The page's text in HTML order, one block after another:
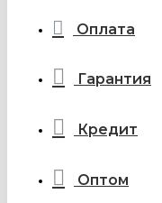
Оплата
Гарантия
Кредит
Оптом